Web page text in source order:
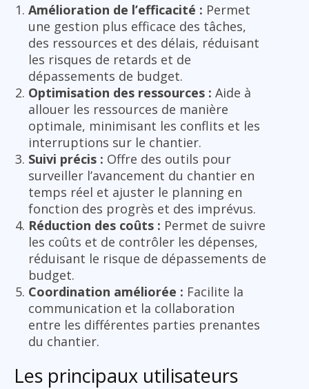
Amélioration de l’efficacité : Permet
une gestion plus efficace des tâches,
des ressources et des délais, réduisant
les risques de retards et de
dépassements de budget.
Optimisation des ressources : Aide à
allouer les ressources de manière
optimale, minimisant les conflits et les
interruptions sur le chantier.
Suivi précis : Offre des outils pour
surveiller l’avancement du chantier en
temps réel et ajuster le planning en
fonction des progrès et des imprévus.
Réduction des coûts : Permet de suivre
les coûts et de contrôler les dépenses,
réduisant le risque de dépassements de
budget.
Coordination améliorée : Facilite la
communication et la collaboration
entre les différentes parties prenantes
du chantier.
Les principaux utilisateurs